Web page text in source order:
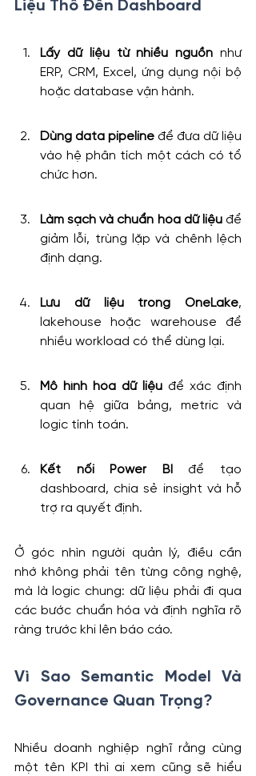
Liệu Thô Đến Dashboard
Lấy dữ liệu từ nhiều nguồn như
ERP, CRM, Excel, ứng dụng nội bộ
hoặc database vận hành.
Dùng data pipeline để đưa dữ liệu
vào hệ phân tích một cách có tổ
chức hơn.
Làm sạch và chuẩn hóa dữ liệu để
giảm lỗi, trùng lặp và chênh lệch
định dạng.
Lưu dữ liệu trong OneLake,
lakehouse hoặc warehouse để
nhiều workload có thể dùng lại.
Mô hình hóa dữ liệu để xác định
quan hệ giữa bảng, metric và
logic tính toán.
Kết nối Power BI
để tạo
dashboard, chia sẻ insight và hỗ
trợ ra quyết định.
Ở góc nhìn người quản lý, điều cần
nhớ không phải tên từng công nghệ,
mà là logic chung: dữ liệu phải đi qua
các bước chuẩn hóa và định nghĩa rõ
ràng trước khi lên báo cáo.
Vì Sao Semantic Model Và
Governance Quan Trọng?
Nhiều doanh nghiệp nghĩ rằng cùng
một tên KPI thì ai xem cũng sẽ hiểu